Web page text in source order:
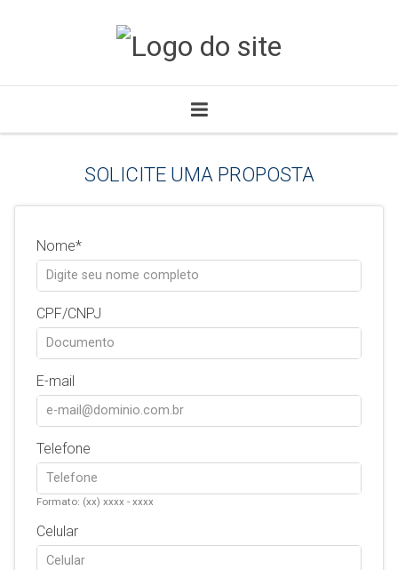
SOLICITE UMA PROPOSTA
Nome
CPF/CNPJ
E-mail
Telefone
Formato: (xx) xxxx - xxxx
Celular